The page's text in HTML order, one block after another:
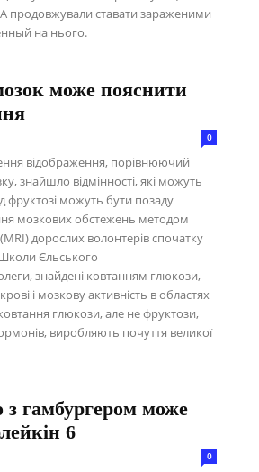
ставати зараженими
на нього.
може пояснити
0
відображення, порівнюючий
знайшло відмінності, які можуть
фруктозі можуть бути позаду
мозкових обстежень методом
дорослих волонтерів спочатку
Школи Єльського
знайдені ковтанням глюкози,
і мозкову активність в областях
глюкози, але не фруктози,
виробляють почуття великої
гамбургером може
6
0